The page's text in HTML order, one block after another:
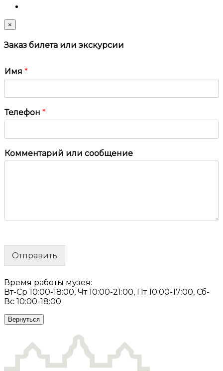
×
Заказ билета или экскурсии
Имя *
Телефон *
Комментарий или сообщение
Отправить
Время работы музея:
Вт-Ср 10:00-18:00, Чт 10:00-21:00, Пт 10:00-17:00, Сб-
Вс 10:00-18:00
Вернуться